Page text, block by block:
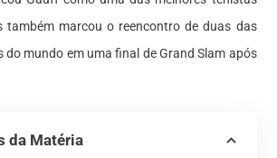
também marcou o reencontro de duas das
do mundo em uma final de Grand Slam após
da Matéria